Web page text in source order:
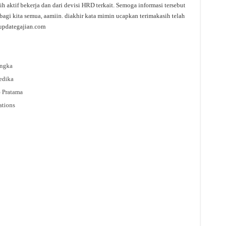
aktif bekerja dan dari devisi HRD terkait. Semoga informasi tersebut
kita semua, aamiin. diakhir kata mimin ucapkan terimakasih telah